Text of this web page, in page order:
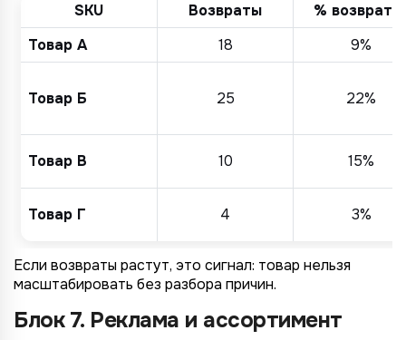
SKU Возвраты
%
Товар А
18 9%
Товар Б 25 22%
Товар В 10 15%
Товар Г 4 3%
Если возвраты растут, это сигнал: товар нельзя
масштабировать без разбора причин.
Блок 7. Реклама и ассортимент